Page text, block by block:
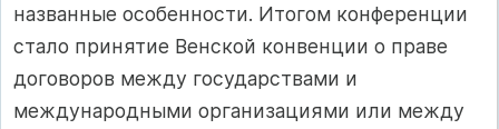
названные особенности. Итогом конференции
стало принятие Венской конвенции о праве
договоров между государствами и
международными организациями или между